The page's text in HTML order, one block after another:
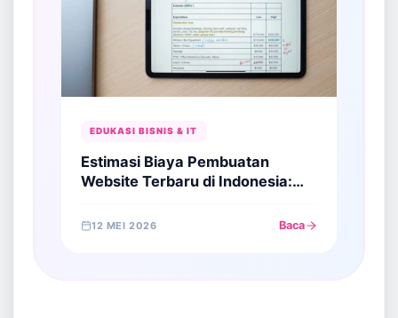
EDUKASI BISNIS & IT
Estimasi Biaya Pembuatan
Website Terbaru di Indonesia:
Pebisnis
12 MEI 2026 Baca